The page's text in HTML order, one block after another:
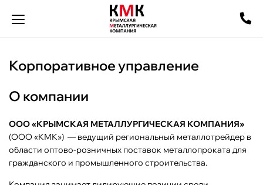
Корпоративное управление
О компании
ООО «КРЫМСКАЯ МЕТАЛЛУРГИЧЕСКАЯ КОМПАНИЯ»
(ООО «КМК») — ведущий региональный металлотрейдер в
области оптово-розничных поставок металлопроката для
гражданского и промышленного строительства.